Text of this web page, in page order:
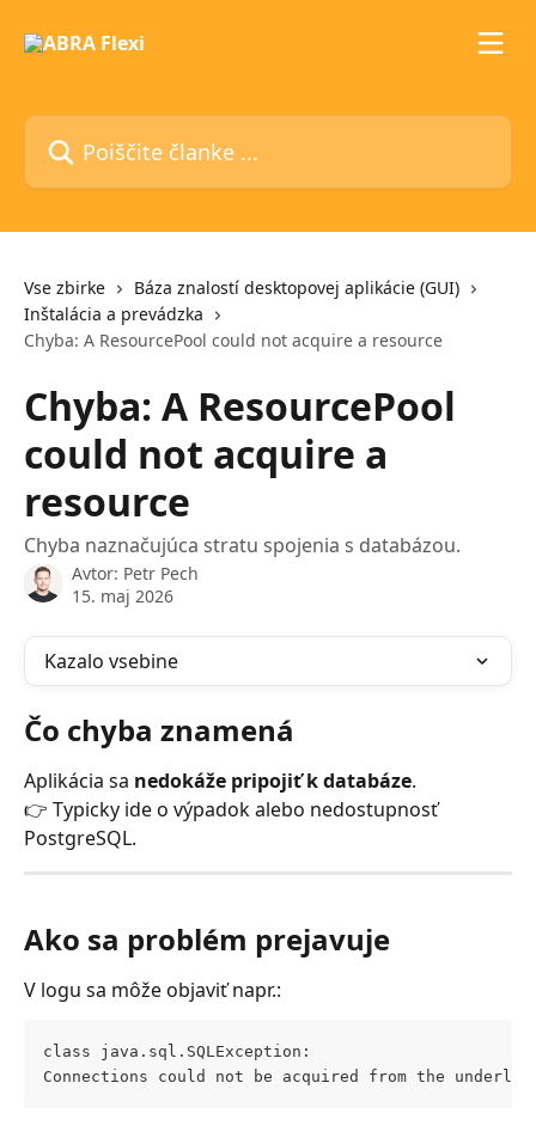
Poiščite članke ...
Vse zbirke
Báza znalostí desktopovej aplikácie (GUI)
Inštalácia a prevádzka
Chyba: A ResourcePool could not acquire a resource
Chyba: A ResourcePool
could not acquire a
resource
Chyba naznačujúca stratu spojenia s databázou.
Avtor: Petr Pech
15. maj 2026
Kazalo vsebine
Čo chyba znamená
Aplikácia sa nedokáže pripojiť k databáze.
👉 Typicky ide o výpadok alebo nedostupnosť
PostgreSQL.
Ako sa problém prejavuje
V logu sa môže objaviť napr.:
class java.sql.SQLException:
Connections could not be acquired from the